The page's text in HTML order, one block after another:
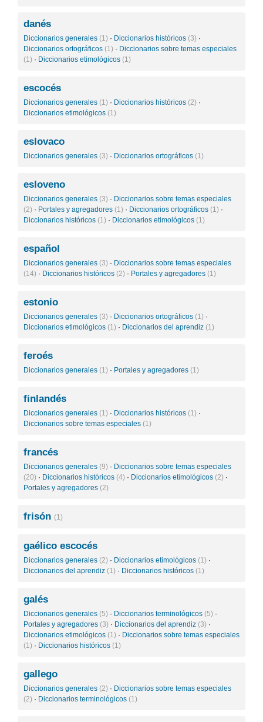
danés
Diccionarios generales (1) · Diccionarios históricos (3) ·
Diccionarios ortográficos (1) · Diccionarios sobre temas especiales
(1) · Diccionarios etimológicos (1)
escocés
Diccionarios generales (1) · Diccionarios históricos (2) ·
Diccionarios etimológicos (1)
eslovaco
Diccionarios generales (3) · Diccionarios ortográficos (1)
esloveno
Diccionarios generales (3) · Diccionarios sobre temas especiales
(2) · Portales y agregadores (1) · Diccionarios ortográficos (1) ·
Diccionarios históricos (1) · Diccionarios etimológicos (1)
español
Diccionarios generales (3) · Diccionarios sobre temas especiales
(14) · Diccionarios históricos (2) · Portales y agregadores (1)
estonio
Diccionarios generales (3) · Diccionarios ortográficos (1) ·
Diccionarios etimológicos (1) · Diccionarios del aprendiz (1)
feroés
Diccionarios generales (1) · Portales y agregadores (1)
finlandés
Diccionarios generales (1) · Diccionarios históricos (1) ·
Diccionarios sobre temas especiales (1)
francés
Diccionarios generales (9) · Diccionarios sobre temas especiales
(20) · Diccionarios históricos (4) · Diccionarios etimológicos (2) ·
Portales y agregadores (2)
frisón (1)
gaélico escocés
Diccionarios generales (2) · Diccionarios etimológicos (1) ·
Diccionarios del aprendiz (1) · Diccionarios históricos (1)
galés
Diccionarios generales (5) · Diccionarios terminológicos (5) ·
Portales y agregadores (3) · Diccionarios del aprendiz (3) ·
Diccionarios etimológicos (1) · Diccionarios sobre temas especiales
(1) · Diccionarios históricos (1)
gallego
Diccionarios generales (2) · Diccionarios sobre temas especiales
(2) · Diccionarios terminológicos (1)